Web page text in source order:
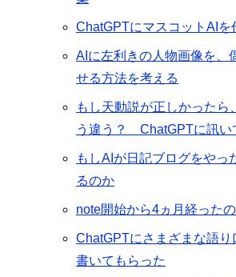
ChatGPTにマスコットAIを
AIに左利きの人物画像を、
せる方法を考える
もし天動説が正しかったら
う違う？ ChatGPTに訊い
もしAIが日記ブログをやっ
るのか
note開始から4ヵ月経った
ChatGPTにさまざまな語り
書いてもらった